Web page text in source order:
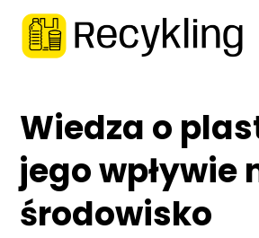
Skip
content
Wiedza o
jego wpływie
środowisko